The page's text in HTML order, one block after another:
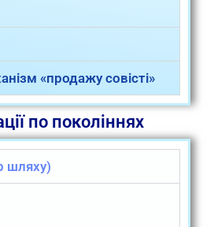
«продажу совісті»
по поколіннях
шляху)